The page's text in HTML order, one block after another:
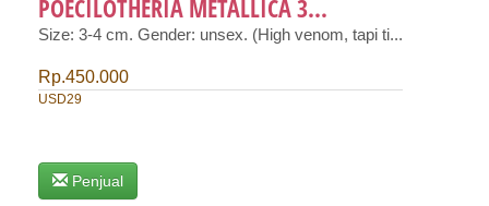
POECILOTHERIA METALLICA 3...
Size: 3-4 cm. Gender: unsex. (High venom, tapi ti...
Rp.450.000
USD29
Penjual